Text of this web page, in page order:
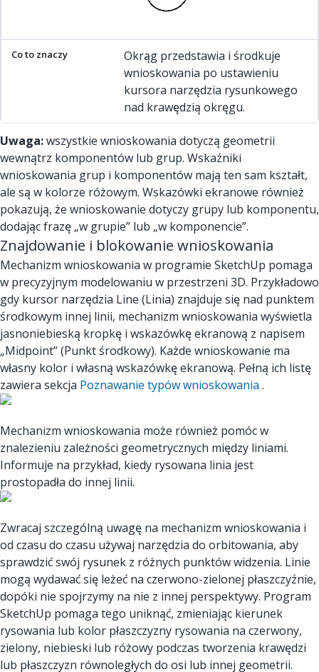
Okrąg przedstawia i środkuje
wnioskowania po ustawieniu
kursora narzędzia rysunkowego
nad krawędzią okręgu.
Uwaga:wszystkie wnioskowania dotyczą geometrii
wewnątrz komponentów lub grup. Wskaźniki
wnioskowania grup i komponentów mają ten sam kształt,
ale są w kolorze różowym. Wskazówki ekranowe również
pokazują, że wnioskowanie dotyczy grupy lub komponentu,
dodając frazę „w grupie” lub „w komponencie”.
Znajdowanie i blokowanie wnioskowania
Mechanizm wnioskowania w programie SketchUp pomaga
w precyzyjnym modelowaniu w przestrzeni 3D. Przykładowo
gdy kursor narzędzia Line (Linia) znajduje się nad punktem
środkowym innej linii, mechanizm wnioskowania wyświetla
jasnoniebieską kropkę i wskazówkę ekranową z napisem
„Midpoint” (Punkt środkowy). Każde wnioskowanie ma
własny kolor i własną wskazówkę ekranową. Pełną ich listę
zawiera sekcja Poznawanie typów wnioskowania .
Mechanizm wnioskowania może również pomóc w
znalezieniu zależności geometrycznych między liniami.
Informuje na przykład, kiedy rysowana linia jest
prostopadła do innej linii.
Zwracaj szczególną uwagę na mechanizm wnioskowania i
od czasu do czasu używaj narzędzia do orbitowania, aby
sprawdzić swój rysunek z różnych punktów widzenia. Linie
mogą wydawać się leżeć na czerwono-zielonej płaszczyźnie,
dopóki nie spojrzymy na nie z innej perspektywy. Program
SketchUp pomaga tego uniknąć, zmieniając kierunek
rysowania lub kolor płaszczyzny rysowania na czerwony,
zielony, niebieski lub różowy podczas tworzenia krawędzi
lub płaszczyzn równoległych do osi lub innej geometrii.